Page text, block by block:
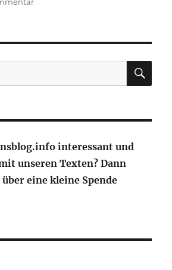
52
im
interessant und
unseren Texten? Dann
eine kleine Spende